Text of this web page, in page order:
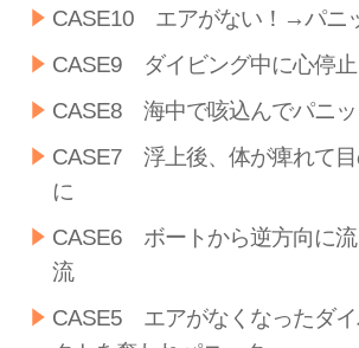
CASE10 エアがない！→パニ
CASE9 ダイビング中に心停止
CASE8 海中で咳込んでパニ
CASE7 浮上後、体が痺れて
に
CASE6 ボートから逆方向に
流
CASE5 エアがなくなったダイ